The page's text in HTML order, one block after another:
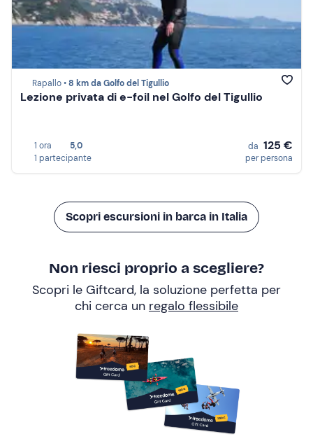
Rapallo •8 km da Golfo del Tigullio
Lezione privata di e-foil nel Golfo del Tigullio
1 ora
5,0
1 partecipante
da 125 €
per persona
Scopri escursioni in barca in Italia
Non riesci proprio a scegliere?
Scopri le Giftcard, la soluzione perfetta per
chi cerca un regalo flessibile